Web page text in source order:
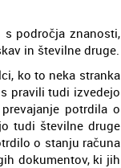
področja znanosti,
in številne druge.
ko to neka stranka
pravili tudi izvedejo
potrdila o
tudi številne druge
o stanju računa
dokumentov, ki jih